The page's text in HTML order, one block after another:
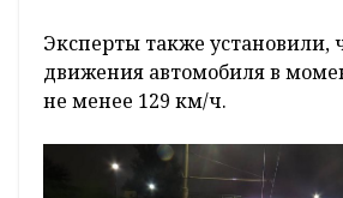
Эксперты также установили,
движения автомобиля в
не менее 129 км/ч.